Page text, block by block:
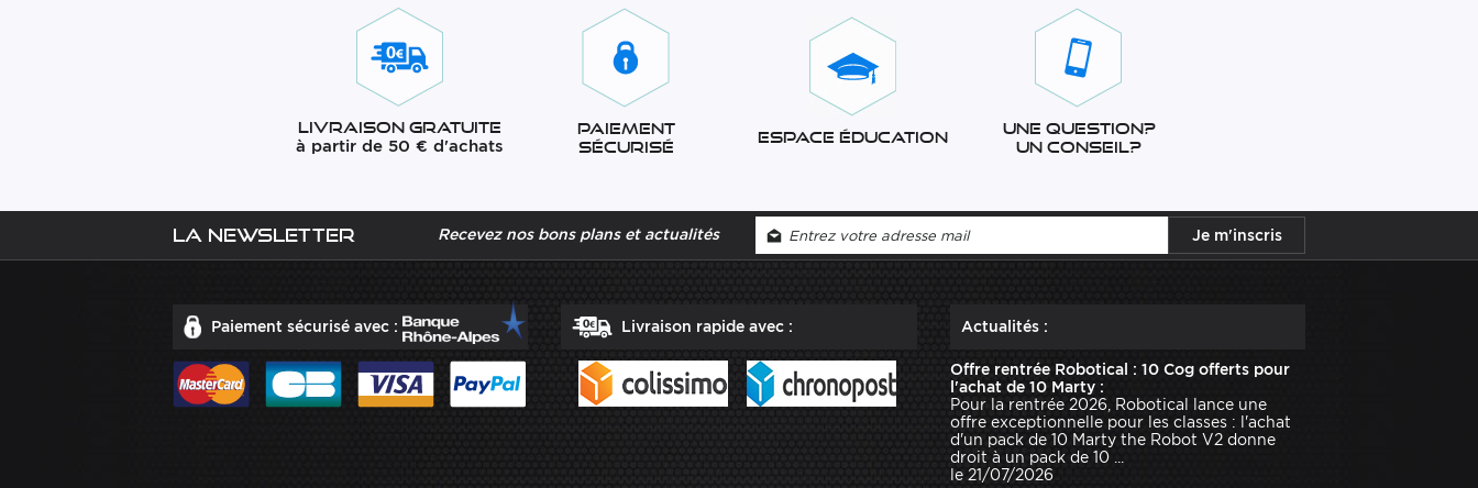
Livraison gratuite
à partir de 50 € d'achats
Paiement
sécurisé
Espace éducation
Une question?
Un conseil?
La newsletter Recevez nos bons plans et actualités
Paiement sécurisé avec : Livraison rapide avec : Actualités :
Offre rentrée Robotical : 10 Cog offerts pour
l'achat de 10 Marty :
Pour la rentrée 2026, Robotical lance une
offre exceptionnelle pour les classes : l'achat
d'un pack de 10 Marty the Robot V2 donne
droit à un pack de 10 ...
le 21/07/2026